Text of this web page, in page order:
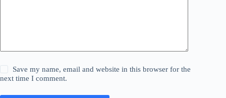
Save my name, email and website in this browser for the
next time I comment.